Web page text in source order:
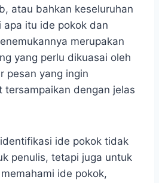
atau bahkan keseluruhan
apa itu ide pokok dan
merupakan
yang perlu dikuasai oleh
pesan yang ingin
tersampaikan dengan jelas
ide pokok tidak
penulis, tetapi juga untuk
ide pokok,